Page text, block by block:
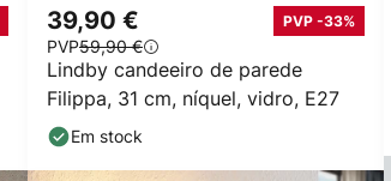
Lindby candeeiro de parede
Filippa, 31 cm, níquel, vidro, E27
39,90 € PVP -33%
PVP59,90 €
Em stock